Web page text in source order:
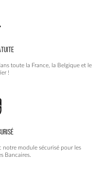
toute la France, la Belgique et le
!
notre module sécurisé pour les
Bancaires.